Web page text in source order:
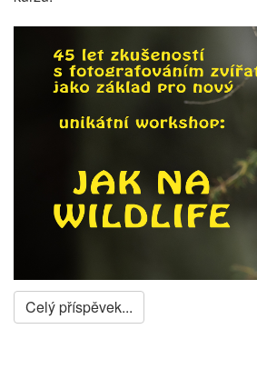
Celý příspěvek...